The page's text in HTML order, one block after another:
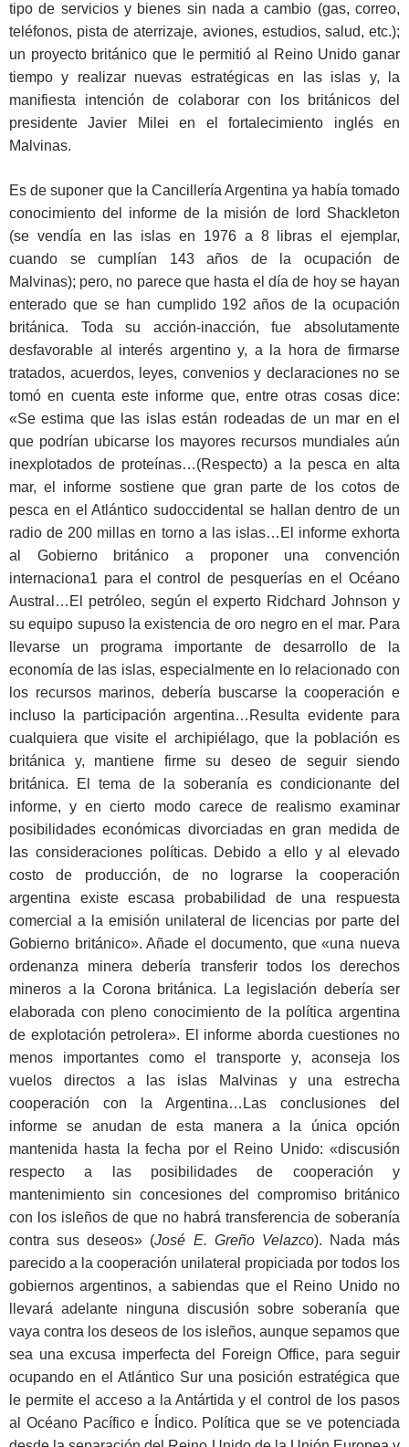
tipo de servicios y bienes sin nada a cambio (gas, correo,
teléfonos, pista de aterrizaje, aviones, estudios, salud, etc.);
un proyecto británico que le permitió al Reino Unido ganar
tiempo y realizar nuevas estratégicas en las islas y, la
manifiesta intención de colaborar con los británicos del
presidente Javier Milei en el fortalecimiento inglés en
Malvinas.
Es de suponer que la Cancillería Argentina ya había tomado
conocimiento del informe de la misión de lord Shackleton
(se vendía en las islas en 1976 a 8 libras el ejemplar,
cuando se cumplían 143 años de la ocupación de
Malvinas); pero, no parece que hasta el día de hoy se hayan
enterado que se han cumplido 192 años de la ocupación
británica. Toda su acción-inacción, fue absolutamente
desfavorable al interés argentino y, a la hora de firmarse
tratados, acuerdos, leyes, convenios y declaraciones no se
tomó en cuenta este informe que, entre otras cosas dice:
«Se estima que las islas están rodeadas de un mar en el
que podrían ubicarse los mayores recursos mundiales aún
inexplotados de proteínas…(Respecto) a la pesca en alta
mar, el informe sostiene que gran parte de los cotos de
pesca en el Atlántico sudoccidental se hallan dentro de un
radio de 200 millas en torno a las islas…El informe exhorta
al Gobierno británico a proponer una convención
internaciona1 para el control de pesquerías en el Océano
Austral…El petróleo, según el experto Ridchard Johnson y
su equipo supuso la existencia de oro negro en el mar. Para
llevarse un programa importante de desarrollo de la
economía de las islas, especialmente en lo relacionado con
los recursos marinos, debería buscarse la cooperación e
incluso la participación argentina…Resulta evidente para
cualquiera que visite el archipiélago, que la población es
británica y, mantiene firme su deseo de seguir siendo
británica. El tema de la soberanía es condicionante del
informe, y en cierto modo carece de realismo examinar
posibilidades económicas divorciadas en gran medida de
las consideraciones políticas. Debido a ello y al elevado
costo de producción, de no lograrse la cooperación
argentina existe escasa probabilidad de una respuesta
comercial a la emisión unilateral de licencias por parte del
Gobierno británico». Añade el documento, que «una nueva
ordenanza minera debería transferir todos los derechos
mineros a la Corona británica. La legislación debería ser
elaborada con pleno conocimiento de la política argentina
de explotación petrolera». El informe aborda cuestiones no
menos importantes como el transporte y, aconseja los
vuelos directos a las islas Malvinas y una estrecha
cooperación con la Argentina…Las conclusiones del
informe se anudan de esta manera a la única opción
mantenida hasta la fecha por el Reino Unido: «discusión
respecto a las posibilidades de cooperación y
mantenimiento sin concesiones del compromiso británico
con los isleños de que no habrá transferencia de soberanía
contra sus deseos» (José E. Greño Velazco). Nada más
parecido a la cooperación unilateral propiciada por todos los
gobiernos argentinos, a sabiendas que el Reino Unido no
llevará adelante ninguna discusión sobre soberanía que
vaya contra los deseos de los isleños, aunque sepamos que
sea una excusa imperfecta del Foreign Office, para seguir
ocupando en el Atlántico Sur una posición estratégica que
le permite el acceso a la Antártida y el control de los pasos
al Océano Pacífico e Índico. Política que se ve potenciada